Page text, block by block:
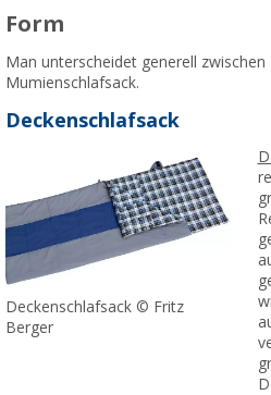
Form
Man unterscheidet generell zwischen
Mumienschlafsack.
Deckenschlafsack
Deckenschlafsack © Fritz
Berger